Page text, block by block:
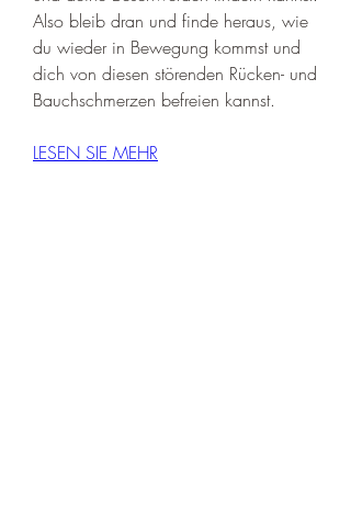
Also bleib dran und finde heraus, wie
du wieder in Bewegung kommst und
dich von diesen störenden Rücken- und
Bauchschmerzen befreien kannst.
LESEN SIE MEHR